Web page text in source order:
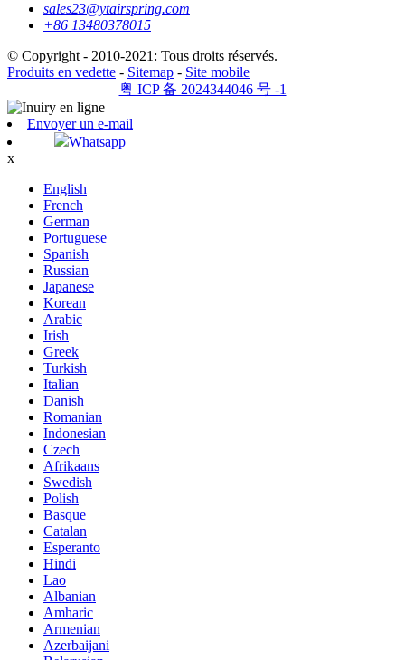
sales23@ytairspring.com
+86 13480378015
© Copyright - 2010-2021: Tous droits réservés.
Produits en vedette - Sitemap - Site mobile
粤 ICP 备 2024344046 号 -1
Envoyer un e-mail
Whatsapp
x
English
French
German
Portuguese
Spanish
Russian
Japanese
Korean
Arabic
Irish
Greek
Turkish
Italian
Danish
Romanian
Indonesian
Czech
Afrikaans
Swedish
Polish
Basque
Catalan
Esperanto
Hindi
Lao
Albanian
Amharic
Armenian
Azerbaijani